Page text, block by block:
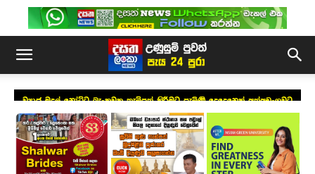
ව්‍යාජ මුදල් නෝට්ටු බැංකුවක තැම්පත් කිරීමට පැමිණි දෙදෙනෙක් අත්අඩංගුවට